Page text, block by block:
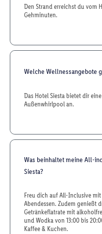
Den Strand erreichst du vom
Gehminuten.
Welche Wellnessangebote
Das Hotel Siesta bietet dir
Außenwhirlpool an.
Was beinhaltet meine All-
Siesta?
Freu dich auf All-Inclusive
Abendessen. Zudem genießt
Getränkeflatrate mit
und Wodka von 13:00 bis
Kaffee & Kuchen.